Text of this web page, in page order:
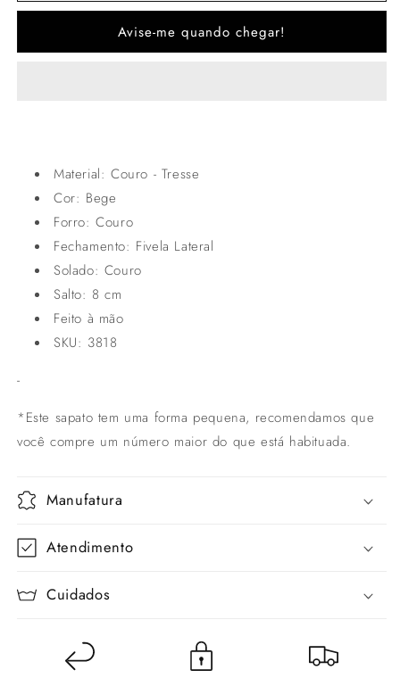
Bege
Tressê
Bege
Avise-me quando chegar!
Material: Couro - Tresse
Cor: Bege
Forro: Couro
Fechamento: Fivela Lateral
Solado: Couro
Salto: 8 cm
Feito à mão
SKU: 3818
-
*Este sapato tem uma forma pequena, recomendamos que
você compre um número maior do que está habituada.
Manufatura
Atendimento
Cuidados